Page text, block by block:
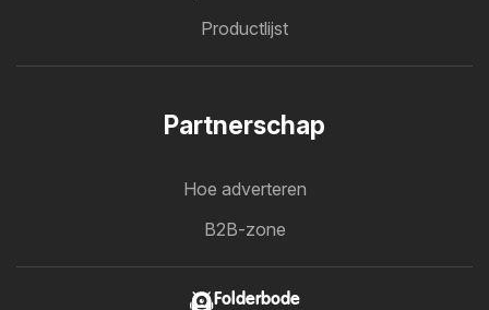
Productlijst
Partnerschap
Hoe adverteren
B2B-zone
Folderbode